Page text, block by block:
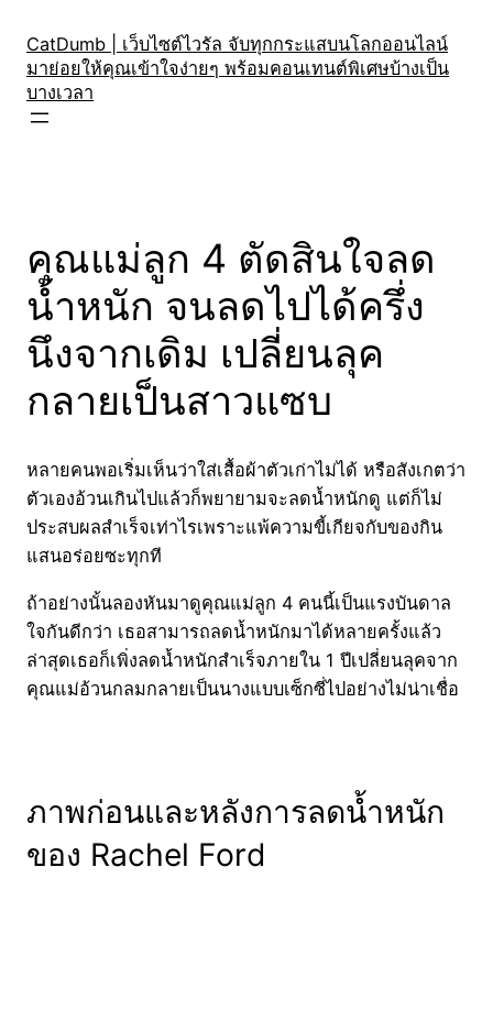
content
CatDumb | เว็บไซต์ไวรัล จับทุกกระแสบนโลกออนไลน์
มาย่อยให้คุณเข้าใจง่ายๆ พร้อมคอนเทนต์พิเศษบ้างเป็น
บางเวลา
คุณแม่ลูก 4 ตัดสินใจลด
น้ำหนัก จนลดไปได้ครึ่ง
นึงจากเดิม เปลี่ยนลุค
กลายเป็นสาวแซบ
หลายคนพอเริ่มเห็นว่าใส่เสื้อผ้าตัวเก่าไม่ได้ หรือสังเกตว่า
ตัวเองอ้วนเกินไปแล้วก็พยายามจะลดน้ำหนักดู แต่ก็ไม่
ประสบผลสำเร็จเท่าไรเพราะแพ้ความขี้เกียจกับของกิน
แสนอร่อยซะทุกที
ถ้าอย่างนั้นลองหันมาดูคุณแม่ลูก 4 คนนี้เป็นแรงบันดาล
ใจกันดีกว่า เธอสามารถลดน้ำหนักมาได้หลายครั้งแล้ว
ล่าสุดเธอก็เพิ่งลดน้ำหนักสำเร็จภายใน 1 ปีเปลี่ยนลุคจาก
คุณแม่อ้วนกลมกลายเป็นนางแบบเซ็กซี่ไปอย่างไม่น่าเชื่อ
ภาพก่อนและหลังการลดน้ำหนัก
ของ Rachel Ford